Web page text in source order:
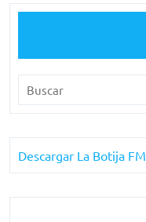
Descargar La Botija FM